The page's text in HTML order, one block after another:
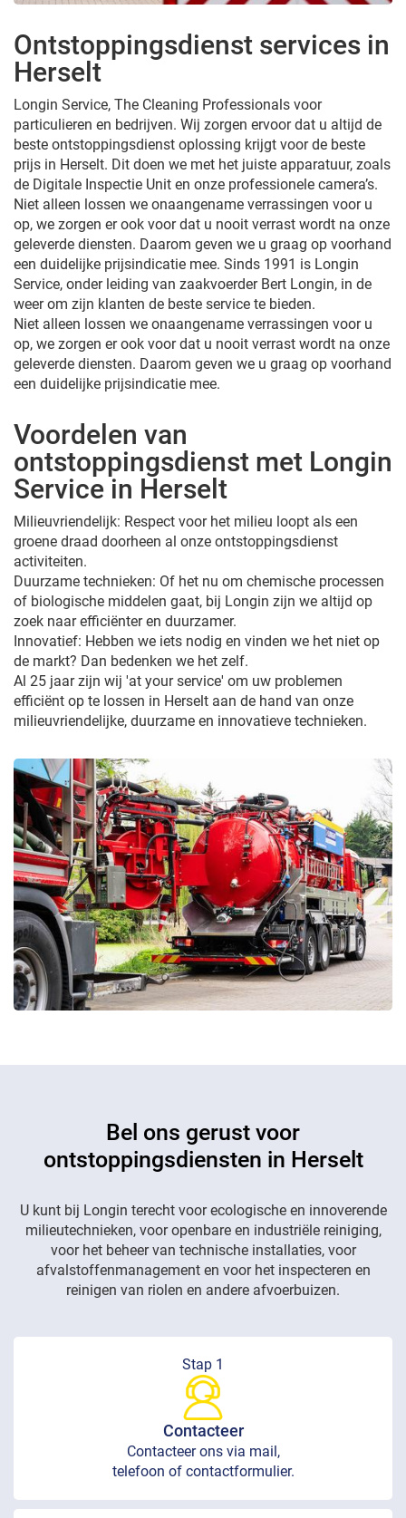
Ontstoppingsdienst services in
Herselt
Longin Service, The Cleaning Professionals voor
particulieren en bedrijven. Wij zorgen ervoor dat u altijd de
beste ontstoppingsdienst oplossing krijgt voor de beste
prijs in Herselt. Dit doen we met het juiste apparatuur, zoals
de Digitale Inspectie Unit en onze professionele camera’s.
Niet alleen lossen we onaangename verrassingen voor u
op, we zorgen er ook voor dat u nooit verrast wordt na onze
geleverde diensten. Daarom geven we u graag op voorhand
een duidelijke prijsindicatie mee. Sinds 1991 is Longin
Service, onder leiding van zaakvoerder Bert Longin, in de
weer om zijn klanten de beste service te bieden.
Niet alleen lossen we onaangename verrassingen voor u
op, we zorgen er ook voor dat u nooit verrast wordt na onze
geleverde diensten. Daarom geven we u graag op voorhand
een duidelijke prijsindicatie mee.
Voordelen van
ontstoppingsdienst met Longin
Service in Herselt
Milieuvriendelijk: Respect voor het milieu loopt als een
groene draad doorheen al onze ontstoppingsdienst
activiteiten.
Duurzame technieken: Of het nu om chemische processen
of biologische middelen gaat, bij Longin zijn we altijd op
zoek naar efficiënter en duurzamer.
Innovatief: Hebben we iets nodig en vinden we het niet op
de markt? Dan bedenken we het zelf.
Al 25 jaar zijn wij 'at your service' om uw problemen
efficiënt op te lossen in Herselt aan de hand van onze
milieuvriendelijke, duurzame en innovatieve technieken.
Bel ons gerust voor
ontstoppingsdiensten in Herselt
U kunt bij Longin terecht voor ecologische en innoverende
milieutechnieken, voor openbare en industriële reiniging,
voor het beheer van technische installaties, voor
afvalstoffenmanagement en voor het inspecteren en
reinigen van riolen en andere afvoerbuizen.
Stap 1
Contacteer
Contacteer ons via mail,
telefoon of contactformulier.